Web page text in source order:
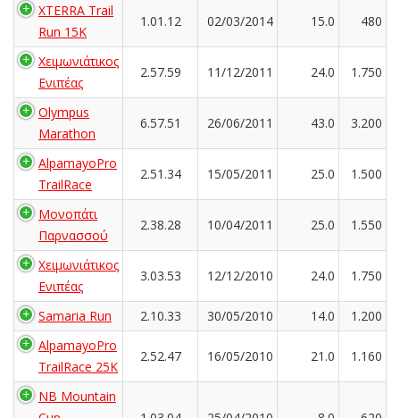
XTERRA Trail
Run 15K
1.01.12 02/03/2014 15.0 480
Χειμωνιάτικος
Ενιπέας
2.57.59 11/12/2011 24.0 1.750
Olympus
Marathon
6.57.51 26/06/2011 43.0 3.200
AlpamayoPro
TrailRace
2.51.34 15/05/2011 25.0 1.500
Μονοπάτι
Παρνασσού
2.38.28 10/04/2011 25.0 1.550
Χειμωνιάτικος
Ενιπέας
3.03.53 12/12/2010 24.0 1.750
Samaria Run 2.10.33 30/05/2010 14.0
1.200
AlpamayoPro
TrailRace 25K
2.52.47 16/05/2010 21.0 1.160
NB Mountain